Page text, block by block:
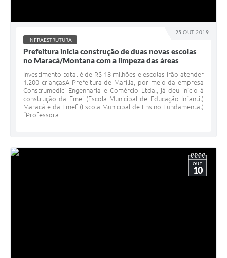
25 OUT 2019
INFRAESTRUTURA
Prefeitura inicia construção de duas novas escolas
no Maracá/Montana com a limpeza das áreas
Investimento total é de R$ 18 milhões e escolas irão atender
1.200 criançasA Prefeitura de Marília, por meio da empresa
Construmedici Engenharia e Comércio Ltda., já deu início à
construção da Emei (Escola Municipal de Educação Infantil)
Maracá e da Emef (Escola Municipal de Ensino Fundamental)
“Professora...
OUT
10